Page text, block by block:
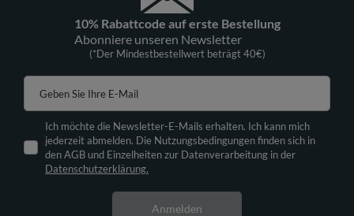
10% Rabattcode auf erste Bestellung
Abonniere unseren Newsletter
(*Der Mindestbestellwert beträgt 40€)
Geben Sie Ihre E-Mail
Ich möchte die Newsletter-E-Mails erhalten. Ich kann mich
jederzeit abmelden. Die Nutzungsbedingungen finden sich in
den AGB und Einzelheiten zur Datenverarbeitung in der
Datenschutzerklärung.
Anmelden